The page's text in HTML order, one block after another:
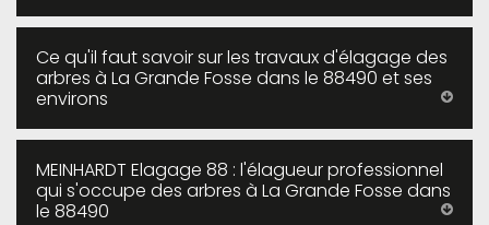
Ce qu'il faut savoir sur les travaux d'élagage des
arbres à La Grande Fosse dans le 88490 et ses
environs
MEINHARDT Elagage 88 : l'élagueur professionnel
qui s'occupe des arbres à La Grande Fosse dans
le 88490